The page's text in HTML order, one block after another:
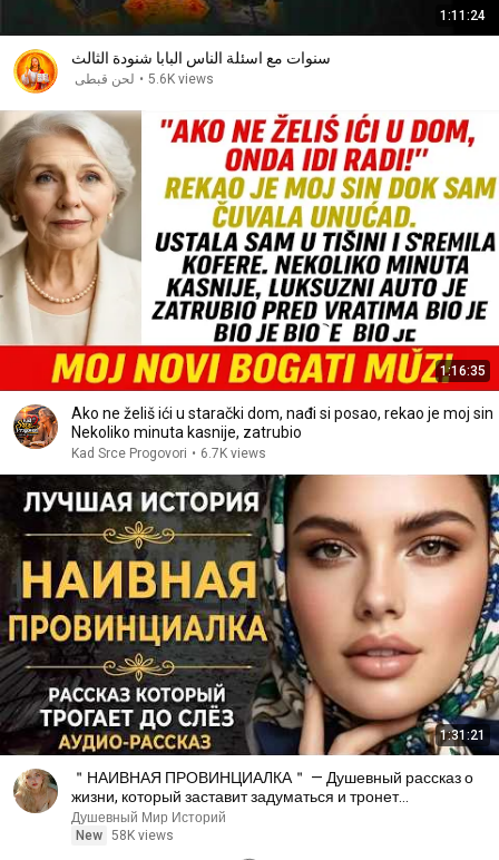
1:11:24
سنوات مع اسئلة الناس البابا شنودة الثالث
لحن قبطى • 5.6K views
1:16:35
Ako ne želiš ići u starački dom, nađi si posao, rekao je moj sin
Nekoliko minuta kasnije, zatrubio
Kad Srce Progovori • 6.7K views
1:31:21
＂НАИВНАЯ ПРОВИНЦИАЛКА＂ — Душевный рассказ о
жизни, который заставит задуматься и тронет
Аудиорассказ
Душевный Мир Историй
New 58K views